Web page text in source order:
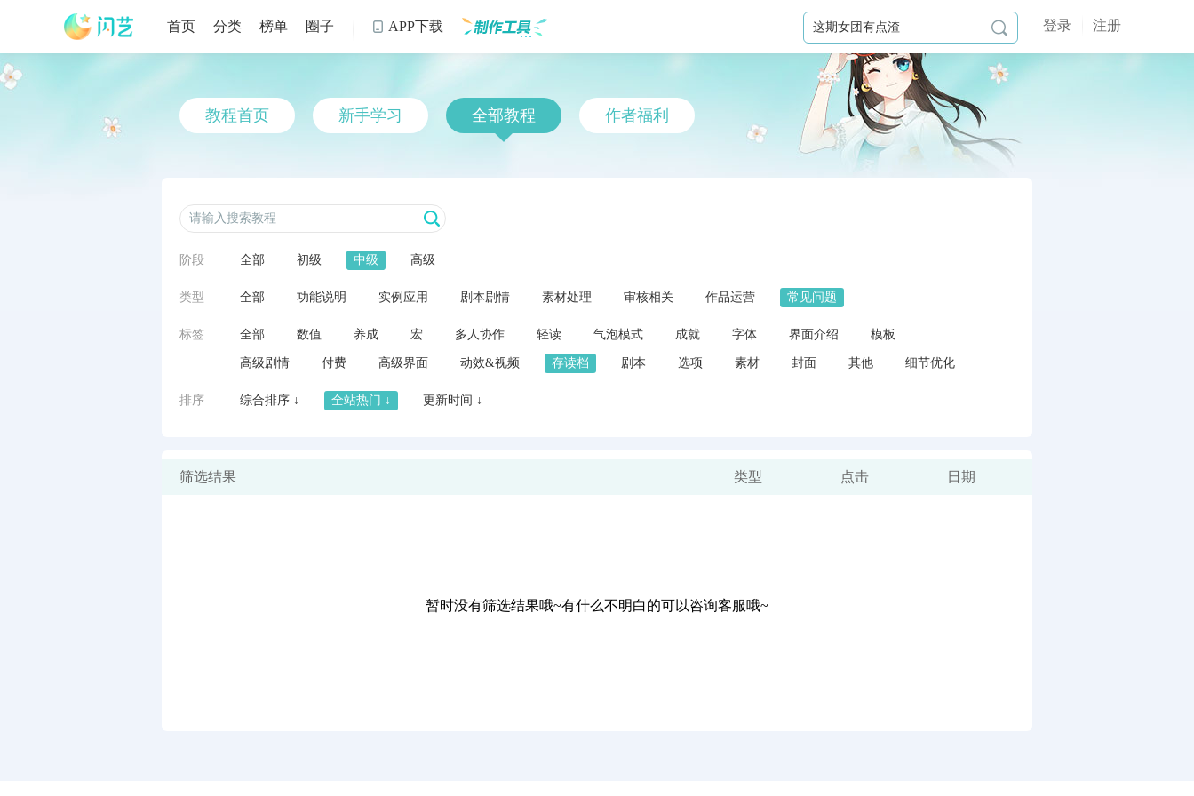
首页 分类 榜单 圈子  APP下载 登录 注册

教程首页 新手学习 全部教程 作者福利
阶段 全部 初级 中级 高级
类型 全部 功能说明 实例应用 剧本剧情 素材处理 审核相关 作品运营 常见问题
标签 全部 数值 养成 宏 多人协作 轻读 气泡模式 成就 字体 界面介绍 模板
高级剧情 付费 高级界面 动效&视频 存读档 剧本 选项 素材 封面 其他 细节优化
排序 综合排序 ↓ 全站热门 ↓ 更新时间 ↓
筛选结果 类型 点击 日期
暂时没有筛选结果哦~有什么不明白的可以咨询客服哦~